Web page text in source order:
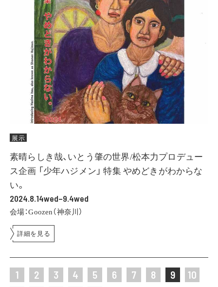
展示
素晴らしき哉、いとう肇の世界/松本力プロデュー
ス企画 「少年ハジメン」 特集 やめどきがわからな
い。
2024.8.14wed–9.4wed
会場：Goozen（神奈川）
詳細を見る
1 2 3 4 5 6 7 8 9
10